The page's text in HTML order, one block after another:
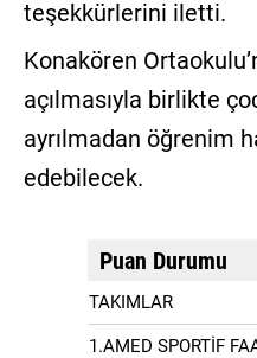
teşekkürlerini iletti.
Konakören
açılmasıyla birlikte
ayrılmadan öğrenim
edebilecek.
Puan Durumu
TAKIMLAR
1.AMED SPORTİF